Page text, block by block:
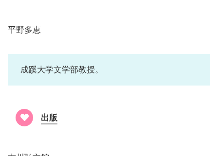
平野多恵
成蹊大学文学部教授。
出版